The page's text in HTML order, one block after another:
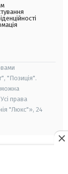
"Позиція".
можна
права
"Люкс"», 24